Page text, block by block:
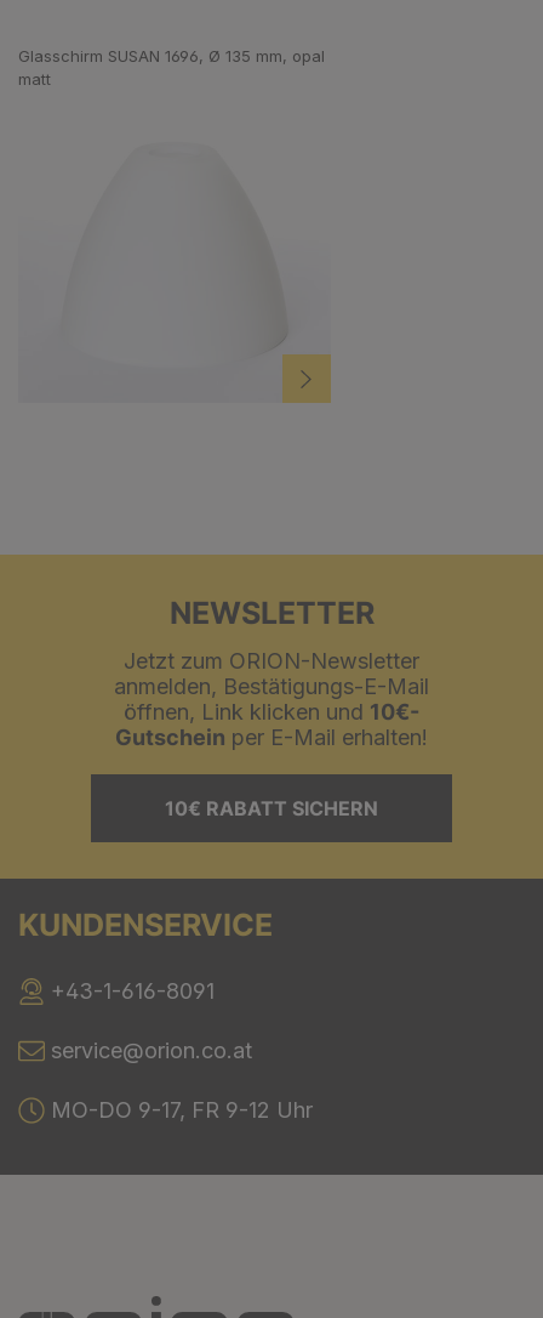
Glasschirm SUSAN 1696, Ø 135 mm, opal
matt
NEWSLETTER
Jetzt zum ORION-Newsletter
anmelden, Bestätigungs-E-Mail
öffnen, Link klicken und 10€-
Gutschein per E-Mail erhalten!
10€ RABATT SICHERN
KUNDENSERVICE
+43-1-616-8091
service@orion.co.at
MO-DO 9-17, FR 9-12 Uhr